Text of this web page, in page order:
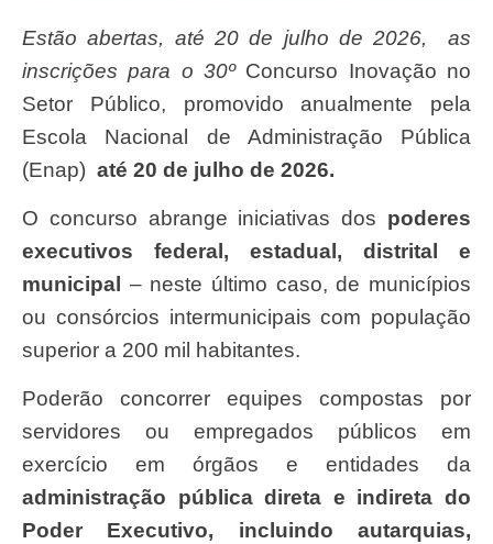
Estão abertas, até 20 de julho de 2026, as
inscrições para o 30º Concurso Inovação no
Setor Público, promovido anualmente pela
Escola Nacional de Administração Pública
(Enap) até 20 de julho de 2026.
O concurso abrange iniciativas dos poderes
executivos
federal, estadual, distrital
e
municipal
– neste último caso, de municípios
ou consórcios intermunicipais com população
superior a 200 mil habitantes.
Poderão concorrer equipes compostas por
servidores ou empregados públicos em
exercício em órgãos e entidades da
administração
pública direta e indireta do
Poder
Executivo, incluindo
autarquias,